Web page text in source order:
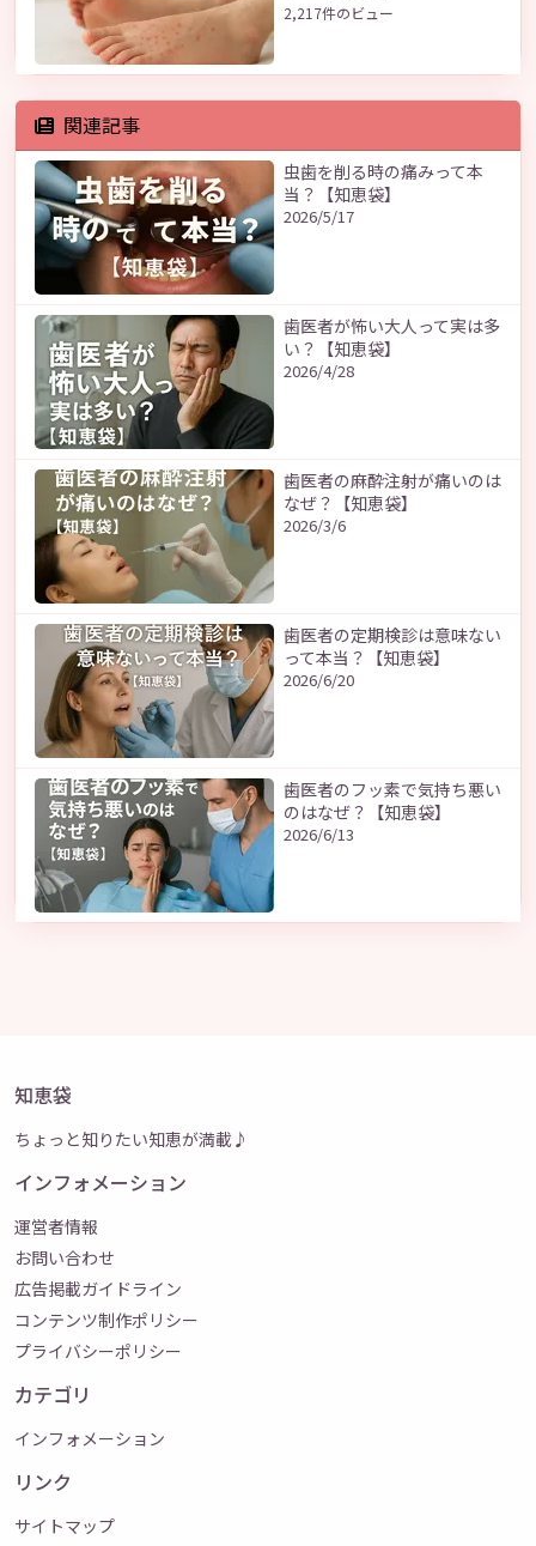
2,217件のビュー
関連記事
虫歯を削る時の痛みって本
当？【知恵袋】
2026/5/17
歯医者が怖い大人って実は多
い？【知恵袋】
2026/4/28
歯医者の麻酔注射が痛いのは
なぜ？【知恵袋】
2026/3/6
歯医者の定期検診は意味ない
って本当？【知恵袋】
2026/6/20
歯医者のフッ素で気持ち悪い
のはなぜ？【知恵袋】
2026/6/13
知恵袋
ちょっと知りたい知恵が満載♪
インフォメーション
運営者情報
お問い合わせ
広告掲載ガイドライン
コンテンツ制作ポリシー
プライバシーポリシー
カテゴリ
インフォメーション
リンク
サイトマップ